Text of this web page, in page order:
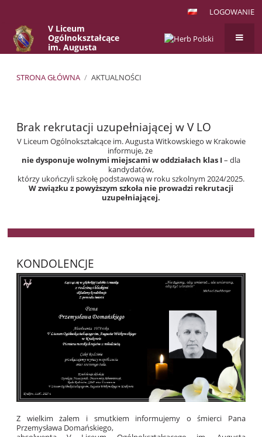
LOGOWANIE
V Liceum
Ogólnokształcące
im. Augusta
Witkowskiego
STRONA GŁÓWNA / AKTUALNOŚCI
Brak rekrutacji uzupełniającej w V LO
V Liceum Ogólnokształcące im. Augusta Witkowskiego w Krakowie
informuje, że
nie dysponuje wolnymi miejscami w oddziałach klas I– dla
kandydatów,
którzy ukończyli szkołę podstawową w roku szkolnym 2024/2025.
W związku z powyższym szkoła nie prowadzi rekrutacji
uzupełniającej.
KONDOLENCJE
Z wielkim żalem i smutkiem informujemy o śmierci Pana
Przemysława Domańskiego,